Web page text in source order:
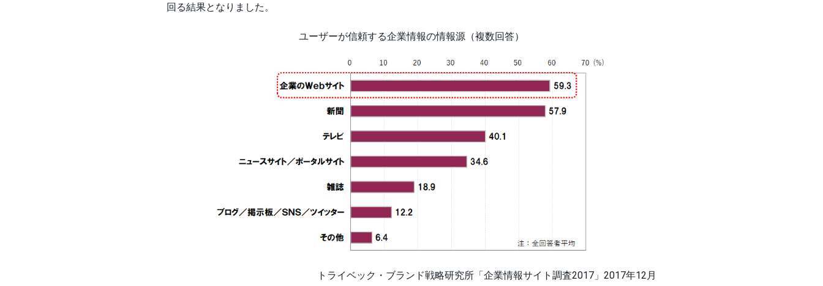
回る結果となりました。
ユーザーが信頼する企業情報の情報源（複数回答）
トライベック・ブランド戦略研究所「企業情報サイト調査2017」2017年12月